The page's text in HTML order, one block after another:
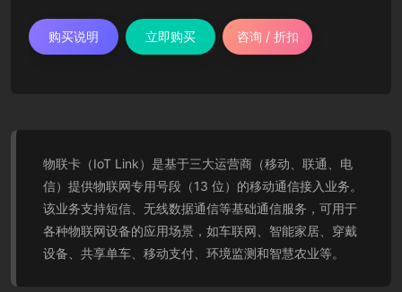
购买说明 立即购买 咨询 / 折扣
物联卡（IoT Link）是基于三大运营商（移动、联通、电
信）提供物联网专用号段（13 位）的移动通信接入业务。
该业务支持短信、无线数据通信等基础通信服务，可用于
各种物联网设备的应用场景，如车联网、智能家居、穿戴
设备、共享单车、移动支付、环境监测和智慧农业等。